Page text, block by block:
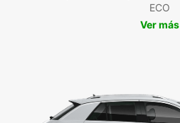
ECO
Ver más